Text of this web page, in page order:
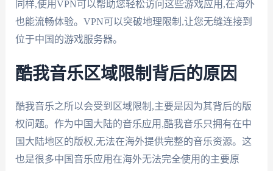
同样,使用VPN可以帮助您轻松访问这些游戏应用,在海外
也能流畅体验。VPN可以突破地理限制,让您无缝连接到
位于中国的游戏服务器。
酷我音乐区域限制背后的原因
酷我音乐之所以会受到区域限制,主要是因为其背后的版
权问题。作为中国大陆的音乐应用,酷我音乐只拥有在中
国大陆地区的版权,无法在海外提供完整的音乐资源。这
也是很多中国音乐应用在海外无法完全使用的主要原